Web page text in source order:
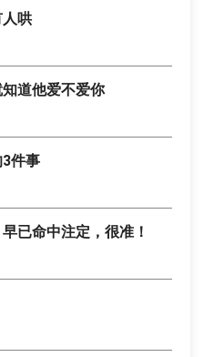
哄
道他爱不爱你
件事
已命中注定，很准！